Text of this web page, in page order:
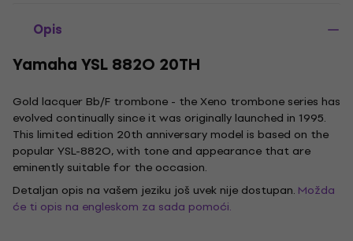
Opis
Yamaha YSL 882O 20TH
Gold lacquer Bb/F trombone - the Xeno trombone series has
evolved continually since it was originally launched in 1995.
This limited edition 20th anniversary model is based on the
popular YSL-882O, with tone and appearance that are
eminently suitable for the occasion.
Detaljan opis na vašem jeziku još uvek nije dostupan. Možda
će ti opis na engleskom za sada pomoći.